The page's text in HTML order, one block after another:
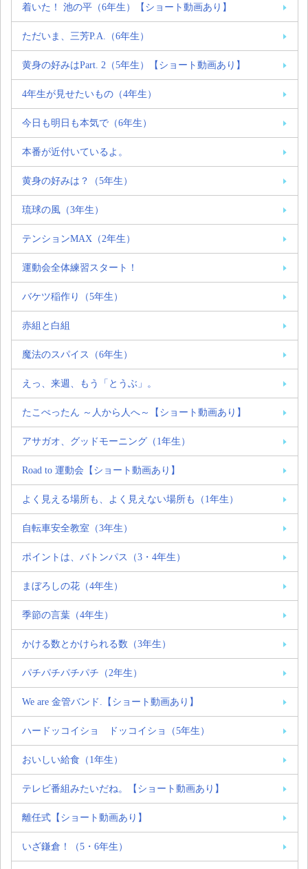
着いた！ 池の平（6年生）【ショート動画あり】
ただいま、三芳P.A.（6年生）
黄身の好みはPart. 2（5年生）【ショート動画あり】
4年生が見せたいもの（4年生）
今日も明日も本気で（6年生）
本番が近付いているよ。
黄身の好みは？（5年生）
琉球の風（3年生）
テンションMAX（2年生）
運動会全体練習スタート！
バケツ稲作り（5年生）
赤組と白組
魔法のスパイス（6年生）
えっ、来週、もう「とうぶ」。
たこぺったん ～人から人へ～【ショート動画あり】
アサガオ、グッドモーニング（1年生）
Road to 運動会【ショート動画あり】
よく見える場所も、よく見えない場所も（1年生）
自転車安全教室（3年生）
ポイントは、バトンパス（3・4年生）
まぼろしの花（4年生）
季節の言葉（4年生）
かける数とかけられる数（3年生）
パチパチパチパチ（2年生）
We are 金管バンド.【ショート動画あり】
ハードッコイショ ドッコイショ（5年生）
おいしい給食（1年生）
テレビ番組みたいだね。【ショート動画あり】
離任式【ショート動画あり】
いざ鎌倉！（5・6年生）